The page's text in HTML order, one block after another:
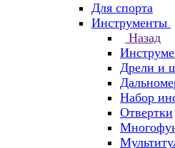
Для спорта
Инструменты
Назад
Дрели и
Набор
Отвертки